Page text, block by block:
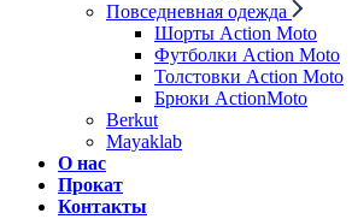
Повседневная одежда
Шорты Action Moto
Футболки Action Moto
Толстовки Action Moto
Брюки ActionMoto
Berkut
Mayaklab
О нас
Прокат
Контакты